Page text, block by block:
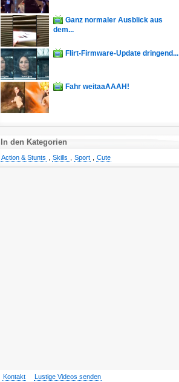
Ganz normaler Ausblick aus
dem...
Flirt-Firmware-Update dringend...
Fahr weitaaAAAH!
In den Kategorien
Action & Stunts Skills Sport Cute
Kontakt Lustige Videos senden